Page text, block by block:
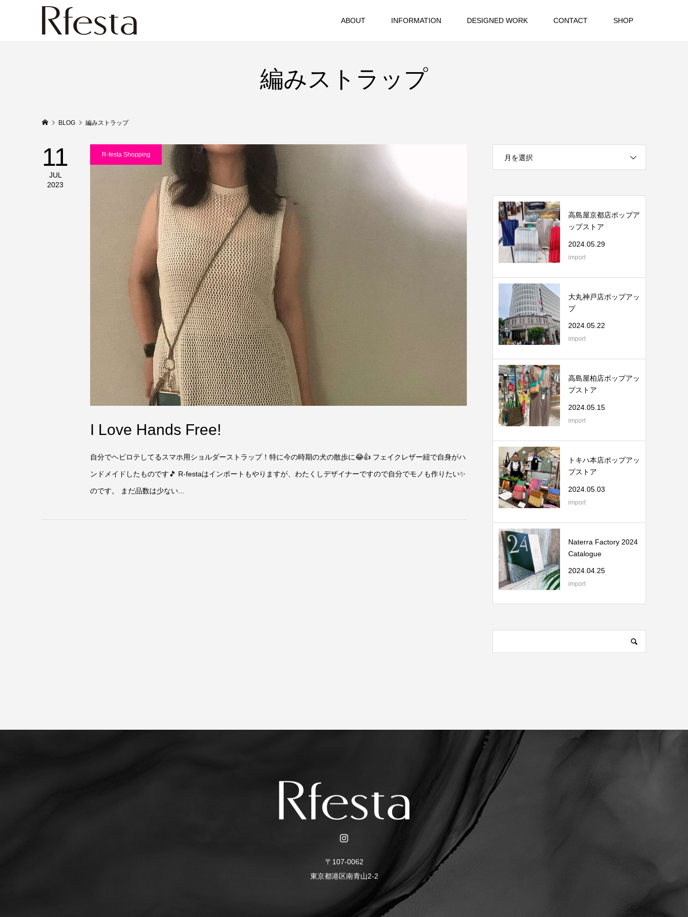
ABOUT INFORMATION DESIGNED WORK CONTACT SHOP
編みストラップ
BLOG 編みストラップ
11
JUL
2023
R-festa Shopping
I Love Hands Free!
自分でヘビロテしてるスマホ用ショルダーストラップ！特に今の時期の犬の散歩に😂👍 フェイクレザー紐で自身がハ
ンドメイドしたものです🎵 R-festaはインポートもやりますが、わたくしデザイナーですので自分でモノも作りたい✨
のです。 まだ品数は少ない...
月を選択
高島屋京都店ポップア
ップストア
2024.05.29
import
大丸神戸店ポップアッ
プ
2024.05.22
import
高島屋柏店ポップアッ
プストア
2024.05.15
import
トキハ本店ポップアッ
プストア
2024.05.03
import
Naterra Factory 2024
Catalogue
2024.04.25
import
〒107-0062
東京都港区南青山2-2